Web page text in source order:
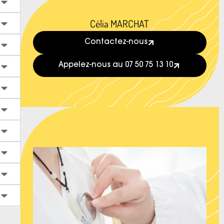
Célia MARCHAT
Contactez-nous
Appelez-nous au 07 50 75 13 10